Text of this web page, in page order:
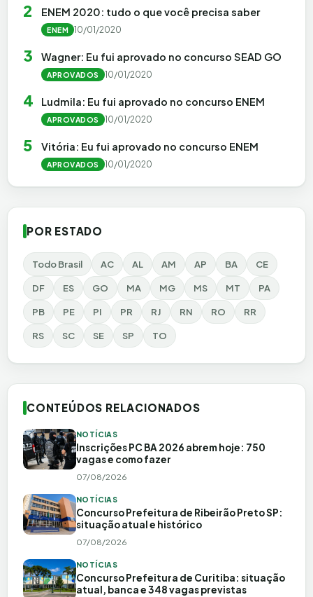
2 ENEM 2020: tudo o que você precisa saber
ENEM 10/01/2020
3 Wagner: Eu fui aprovado no concurso SEAD GO
APROVADOS 10/01/2020
4 Ludmila: Eu fui aprovado no concurso ENEM
APROVADOS 10/01/2020
5 Vitória: Eu fui aprovado no concurso ENEM
APROVADOS 10/01/2020
POR ESTADO
Todo Brasil AC AL AM AP BA CE
DF ES GO MA MG MS MT PA
PB PE PI PR RJ RN RO RR
RS SC SE SP TO
CONTEÚDOS RELACIONADOS
NOTÍCIAS
Inscrições PC BA 2026 abrem hoje: 750
vagas e como fazer
07/08/2026
NOTÍCIAS
Concurso Prefeitura de Ribeirão Preto SP:
situação atual e histórico
07/08/2026
NOTÍCIAS
Concurso Prefeitura de Curitiba: situação
atual, banca e 348 vagas previstas